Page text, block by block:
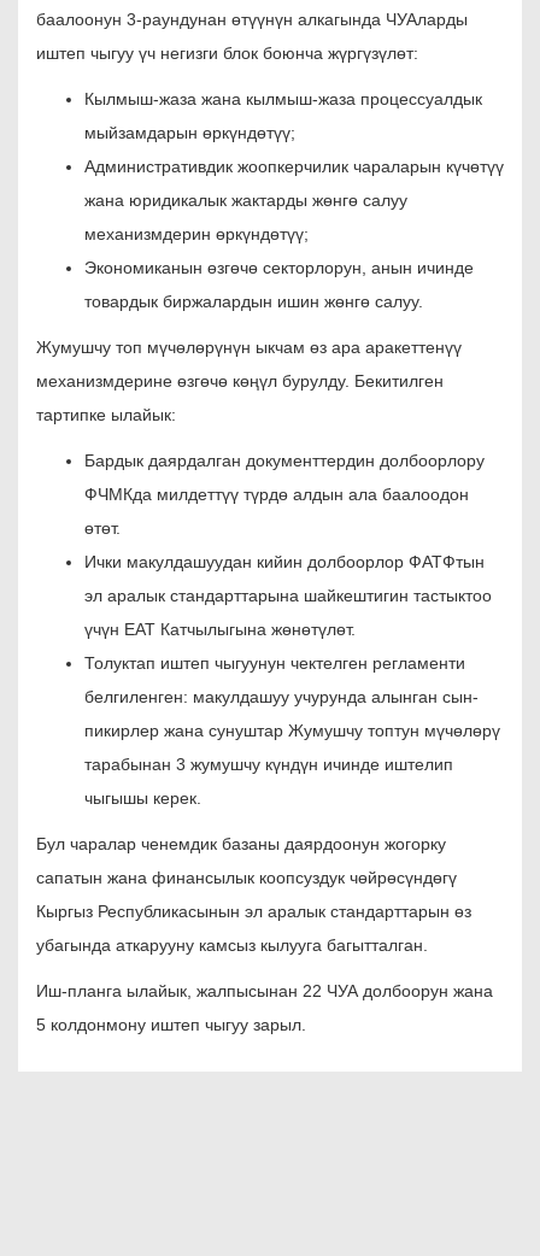
баалоонун 3-раундунан өтүүнүн алкагында ЧУАларды
иштеп чыгуу үч негизги блок боюнча жүргүзүлөт:
Кылмыш-жаза жана кылмыш-жаза процессуалдык
мыйзамдарын өркүндөтүү;
Административдик жоопкерчилик чараларын күчөтүү
жана юридикалык жактарды жөнгө салуу
механизмдерин өркүндөтүү;
Экономиканын өзгөчө секторлорун, анын ичинде
товардык биржалардын ишин жөнгө салуу.
Жумушчу топ мүчөлөрүнүн ыкчам өз ара аракеттенүү
механизмдерине өзгөчө көңүл бурулду. Бекитилген
тартипке ылайык:
Бардык даярдалган документтердин долбоорлору
ФЧМКда милдеттүү түрдө алдын ала баалоодон
өтөт.
Ички макулдашуудан кийин долбоорлор ФАТФтын
эл аралык стандарттарына шайкештигин тастыктоо
үчүн ЕАТ Катчылыгына жөнөтүлөт.
Толуктап иштеп чыгуунун чектелген регламенти
белгиленген: макулдашуу учурунда алынган сын-
пикирлер жана сунуштар Жумушчу топтун мүчөлөрү
тарабынан 3 жумушчу күндүн ичинде иштелип
чыгышы керек.
Бул чаралар ченемдик базаны даярдоонун жогорку
сапатын жана финансылык коопсуздук чөйрөсүндөгү
Кыргыз Республикасынын эл аралык стандарттарын өз
убагында аткарууну камсыз кылууга багытталган.
Иш-планга ылайык, жалпысынан 22 ЧУА долбоорун жана
5 колдонмону иштеп чыгуу зарыл.